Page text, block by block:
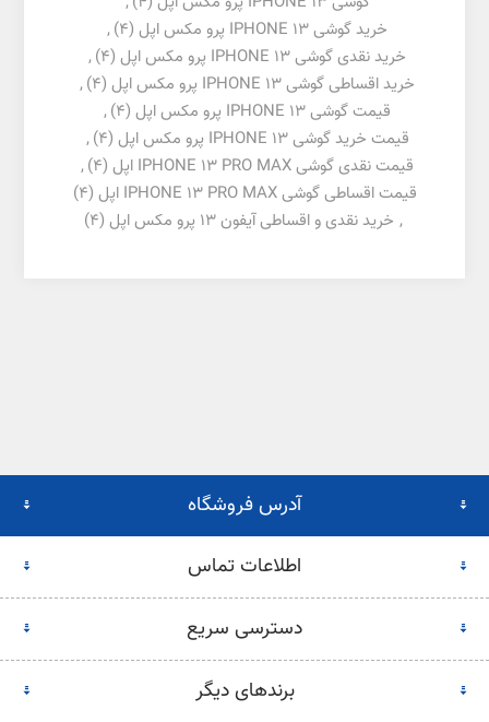
خرید گوشی IPHONE 13 پرو مکس اپل
(4)
,
خرید نقدی گوشی IPHONE 13 پرو مکس اپل
(4)
,
خرید اقساطی گوشی IPHONE 13 پرو مکس اپل
(4)
,
قیمت گوشی IPHONE 13 پرو مکس اپل
(4)
,
قیمت خرید گوشی IPHONE 13 پرو مکس اپل
(4)
,
قیمت نقدی گوشی IPHONE 13 PRO MAX اپل
(4)
,
قیمت اقساطی گوشی IPHONE 13 PRO MAX اپل
(4)
, خرید نقدی و اقساطی آیفون 13 پرو مکس اپل (4)
آدرس فروشگاه
اطلاعات تماس
دسترسی سریع
برندهای دیگر